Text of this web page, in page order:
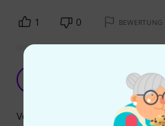
1 0
Perfekt für Selbstbau.
@pa_jon_
Verarbeitung